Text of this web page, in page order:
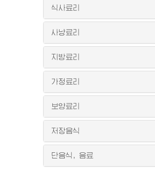
식사료리
사냥료리
지방료리
가정료리
보양료리
저장음식
단음식, 음료